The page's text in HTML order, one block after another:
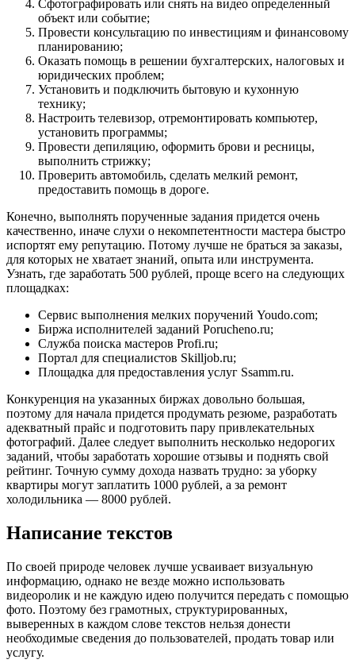
Сфотографировать или снять на видео определенный
объект или событие;
Провести консультацию по инвестициям и финансовому
планированию;
Оказать помощь в решении бухгалтерских, налоговых и
юридических проблем;
Установить и подключить бытовую и кухонную
технику;
Настроить телевизор, отремонтировать компьютер,
установить программы;
Провести депиляцию, оформить брови и ресницы,
выполнить стрижку;
Проверить автомобиль, сделать мелкий ремонт,
предоставить помощь в дороге.
Конечно, выполнять порученные задания придется очень
качественно, иначе слухи о некомпетентности мастера быстро
испортят ему репутацию. Потому лучше не браться за заказы,
для которых не хватает знаний, опыта или инструмента.
Узнать, где заработать 500 рублей, проще всего на следующих
площадках:
Сервис выполнения мелких поручений Youdo.com;
Биржа исполнителей заданий Porucheno.ru;
Служба поиска мастеров Profi.ru;
Портал для специалистов Skilljob.ru;
Площадка для предоставления услуг Ssamm.ru.
Конкуренция на указанных биржах довольно большая,
поэтому для начала придется продумать резюме, разработать
адекватный прайс и подготовить пару привлекательных
фотографий. Далее следует выполнить несколько недорогих
заданий, чтобы заработать хорошие отзывы и поднять свой
рейтинг. Точную сумму дохода назвать трудно: за уборку
квартиры могут заплатить 1000 рублей, а за ремонт
холодильника — 8000 рублей.
Написание текстов
По своей природе человек лучше усваивает визуальную
информацию, однако не везде можно использовать
видеоролик и не каждую идею получится передать с помощью
фото. Поэтому без грамотных, структурированных,
выверенных в каждом слове текстов нельзя донести
необходимые сведения до пользователей, продать товар или
услугу.